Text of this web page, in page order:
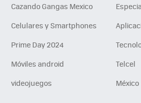
Cazando Gangas Mexico
Celulares y Smartphones
Prime Day 2024
Móviles android
Telcel
videojuegos
México